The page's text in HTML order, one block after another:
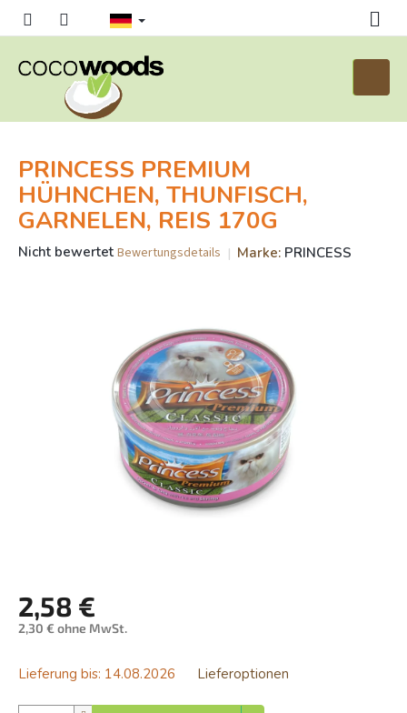
Inhalt
PRINCESS PREMIUM
HÜHNCHEN, THUNFISCH,
GARNELEN, REIS 170G
Die
Nicht bewertet Bewertungsdetails Marke: PRINCESS
2,58 €
2,30 € ohne MwSt.
Lieferung bis: 14.08.2026 Lieferoptionen